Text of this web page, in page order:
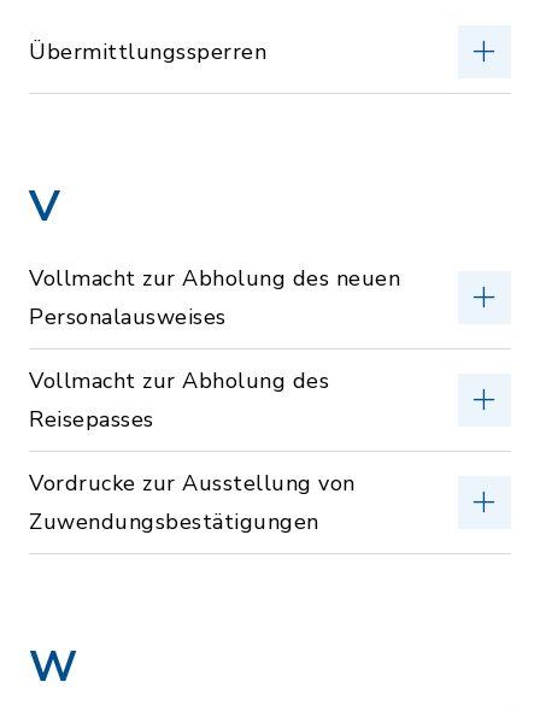
Übermittlungssperren
V
Vollmacht zur Abholung des neuen
Personalausweises
Vollmacht zur Abholung des
Reisepasses
Vordrucke zur Ausstellung von
Zuwendungsbestätigungen
W